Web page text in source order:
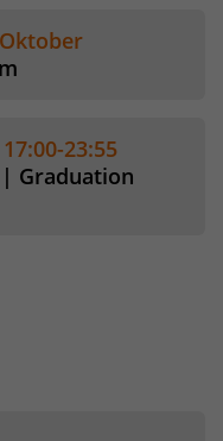
23:55
Graduation